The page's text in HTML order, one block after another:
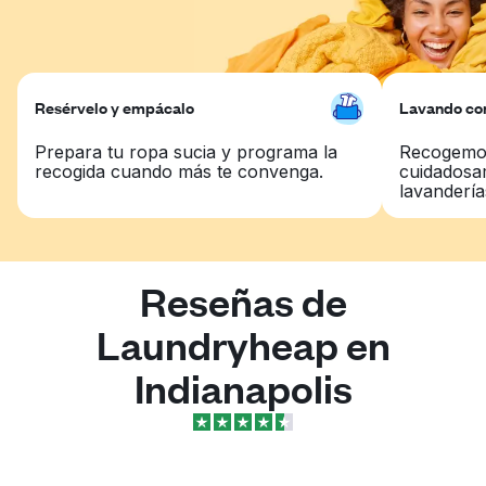
Resérvelo y empácalo
Prepara tu ropa sucia y programa la
recogida cuando más te convenga.
Lavando
Reseñas de
Laundryheap en
Indianapolis